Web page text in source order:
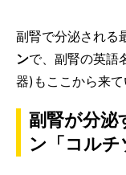
副腎で分泌される
ンで、副腎の英語
器)もここから来て
副腎が分泌
ン「コルチ